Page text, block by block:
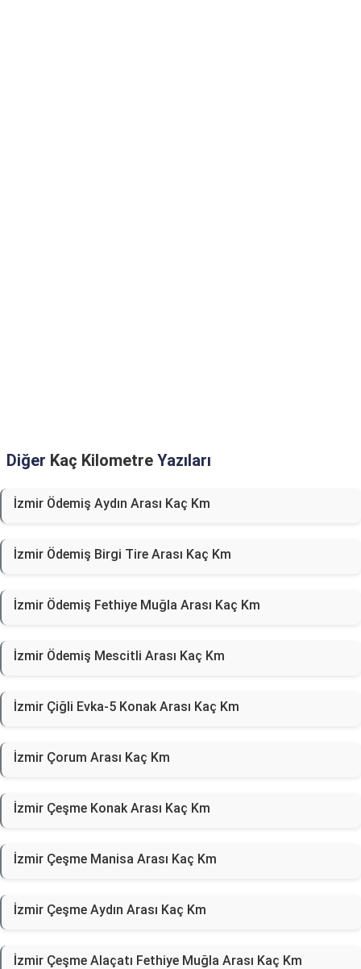
Diğer Kaç Kilometre Yazıları
İzmir Ödemiş Aydın Arası Kaç Km
İzmir Ödemiş Birgi Tire Arası Kaç Km
İzmir Ödemiş Fethiye Muğla Arası Kaç Km
İzmir Ödemiş Mescitli Arası Kaç Km
İzmir Çiğli Evka-5 Konak Arası Kaç Km
İzmir Çorum Arası Kaç Km
İzmir Çeşme Konak Arası Kaç Km
İzmir Çeşme Manisa Arası Kaç Km
İzmir Çeşme Aydın Arası Kaç Km
İzmir Çeşme Alaçatı Fethiye Muğla Arası Kaç Km